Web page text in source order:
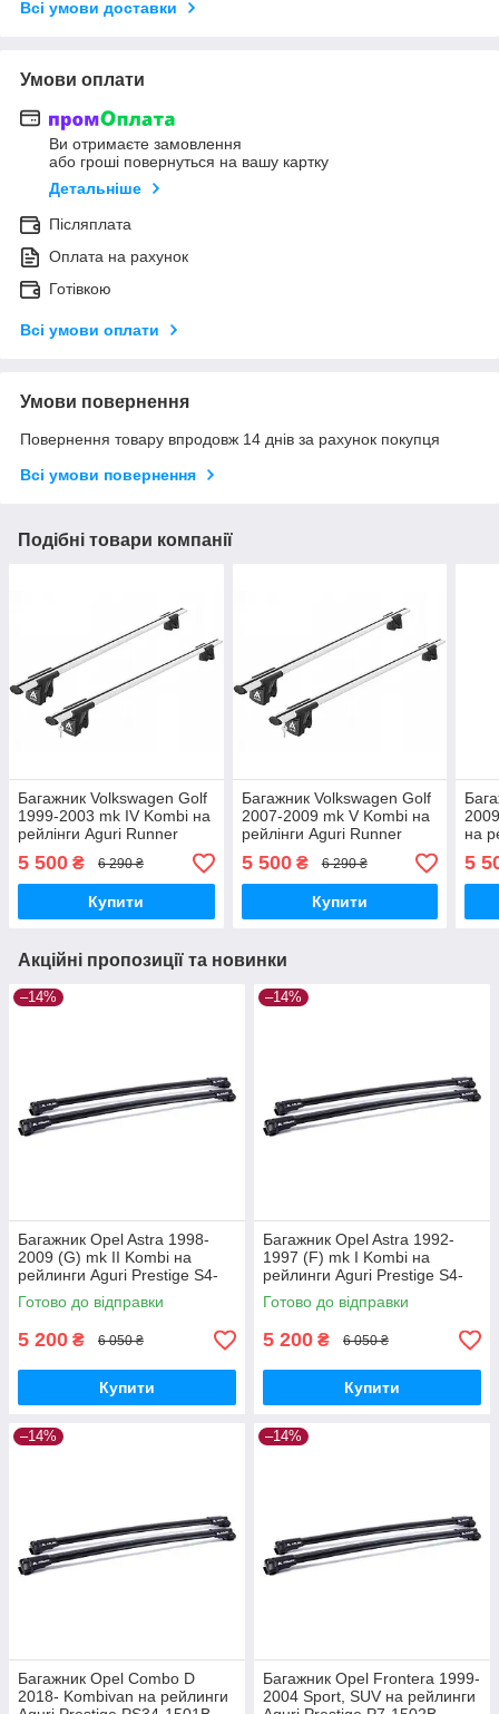
Всі умови доставки
Умови оплати
Ви отримаєте замовлення
або гроші повернуться на вашу картку
Детальніше
Післяплата
Оплата на рахунок
Готівкою
Всі умови оплати
Умови повернення
Повернення товару впродовж 14 днів за рахунок покупця
Всі умови повернення
Подібні товари компанії
Багажник Volkswagen Golf
1999-2003 mk IV Kombi на
рейлінги Aguri Runner
5 500 ₴ 6 290 ₴
Купити
Багажник Volkswagen Golf
2007-2009 mk V Kombi на
рейлінги Aguri Runner
5 500₴ 6 290 ₴
Купити
на
5
Акційні пропозиції та новинки
–14%
Багажник Opel Astra 1998-
2009 (G) mk II Kombi на
рейлинги Aguri Prestige S4-
1499B
Готово до відправки
5 200 ₴ 6 050 ₴
Купити
–14%
Багажник Opel Astra 1992-
1997 (F) mk I Kombi на
рейлинги Aguri Prestige S4-
1500B
Готово до відправки
5 200 ₴ 6 050 ₴
Купити
–14%
Багажник Opel Combo D
2018- Kombivan на рейлинги
–14%
Багажник Opel Frontera 1999-
2004 Sport, SUV на рейлинги